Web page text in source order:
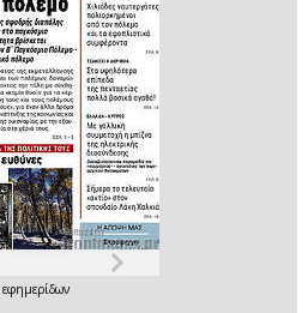
εφημερίδων